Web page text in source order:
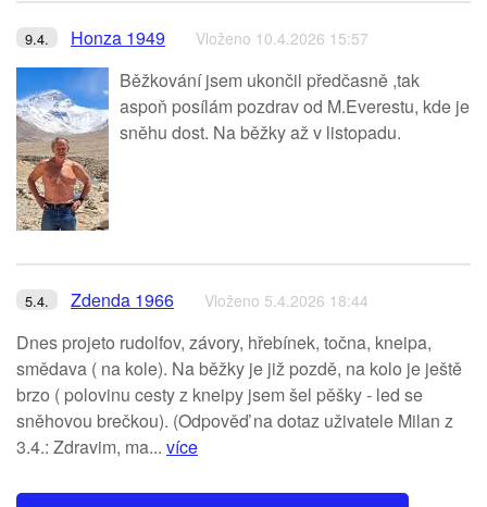
9.4. Honza 1949 Vloženo 10.4.2026 15:57
Běžkování jsem ukončil předčasně ,tak
aspoň posílám pozdrav od M.Everestu, kde je
sněhu dost. Na běžky až v listopadu.
5.4. Zdenda 1966 Vloženo 5.4.2026 18:44
Dnes projeto rudolfov, závory, hřebínek, točna, kneipa,
smědava ( na kole). Na běžky je již pozdě, na kolo je ještě
brzo ( polovinu cesty z kneipy jsem šel pěšky - led se
sněhovou brečkou). (Odpověď na dotaz uživatele Milan z
3.4.: Zdravim, ma... více